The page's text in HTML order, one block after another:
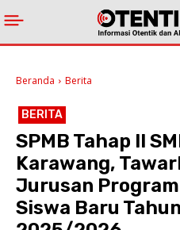
Beranda Berita
BERITA
SPMB Tahap II
Karawang,
Jurusan
Siswa Baru